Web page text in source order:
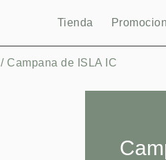
Tienda
/ Campana de ISLA IC